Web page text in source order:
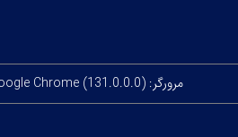
مرورگر: Google Chrome (131.0.0.0)